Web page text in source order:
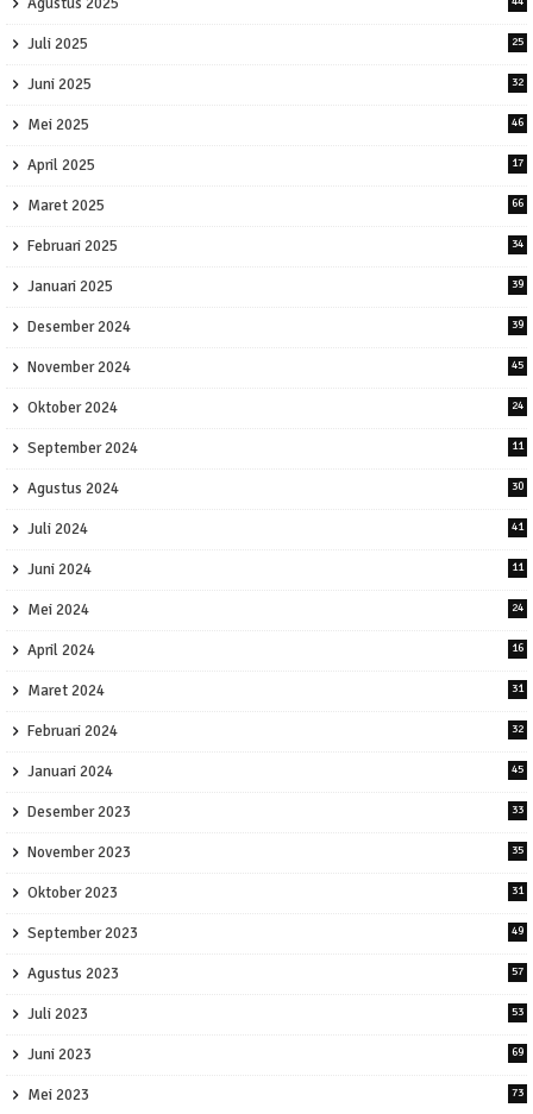
Juli 2025 25
Juni 2025 32
Mei 2025 46
April 2025 17
Maret 2025 66
Februari 2025 34
Januari 2025 39
Desember 2024 39
November 2024 45
Oktober 2024 24
September 2024 11
Agustus 2024 30
Juli 2024 41
Juni 2024 11
Mei 2024 24
April 2024 16
Maret 2024 31
Februari 2024 32
Januari 2024 45
Desember 2023 33
November 2023 35
Oktober 2023 31
September 2023 49
Agustus 2023 57
Juli 2023 53
Juni 2023 69
Mei 2023 73